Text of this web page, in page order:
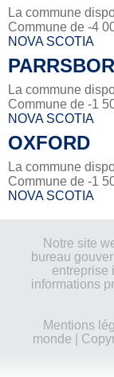
La commune
Commune de -4
NOVA SCOTIA
La commune
Commune de -1
NOVA SCOTIA
OXFORD
La commune
Commune de -1
NOVA SCOTIA
Notre site
bureau
entreprise
informations
Mentions
monde |